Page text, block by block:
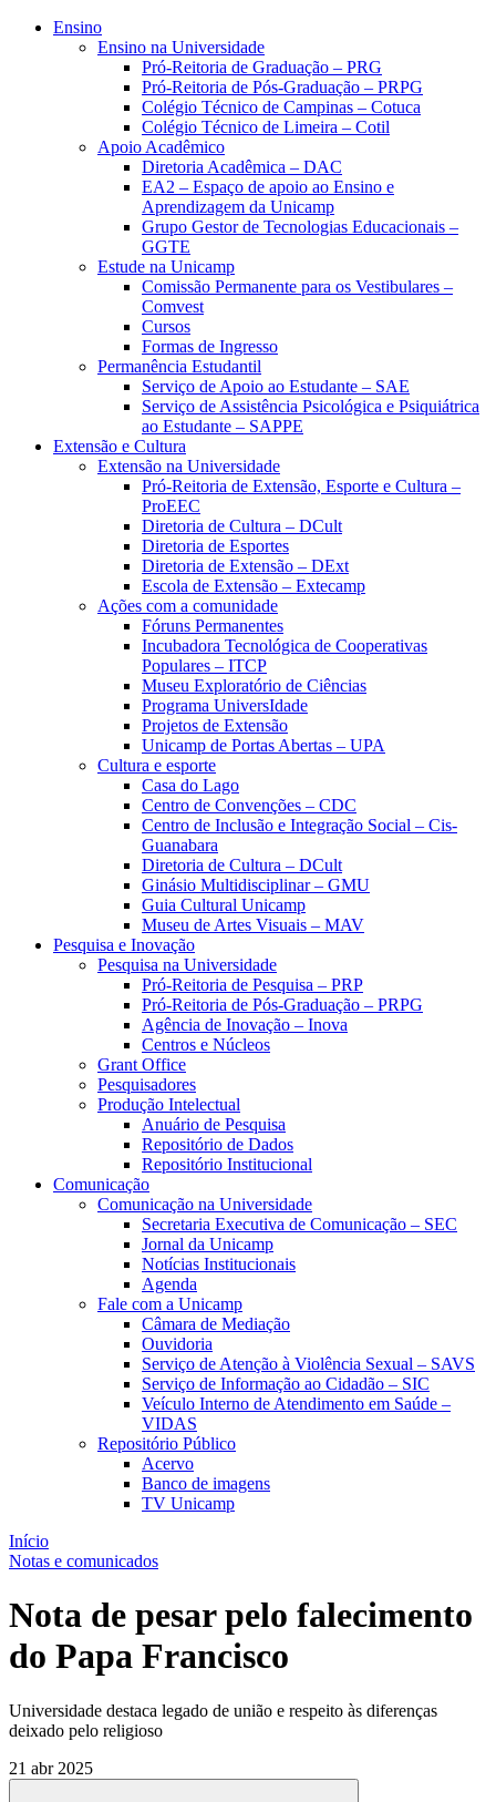
Ensino
Ensino na Universidade
Pró-Reitoria de Graduação – PRG
Pró-Reitoria de Pós-Graduação – PRPG
Colégio Técnico de Campinas – Cotuca
Colégio Técnico de Limeira – Cotil
Apoio Acadêmico
Diretoria Acadêmica – DAC
EA2 – Espaço de apoio ao Ensino e
Aprendizagem da Unicamp
Grupo Gestor de Tecnologias Educacionais –
GGTE
Estude na Unicamp
Comissão Permanente para os Vestibulares –
Comvest
Cursos
Formas de Ingresso
Permanência Estudantil
Serviço de Apoio ao Estudante – SAE
Serviço de Assistência Psicológica e Psiquiátrica
ao Estudante – SAPPE
Extensão e Cultura
Extensão na Universidade
Pró-Reitoria de Extensão, Esporte e Cultura –
ProEEC
Diretoria de Cultura – DCult
Diretoria de Esportes
Diretoria de Extensão – DExt
Escola de Extensão – Extecamp
Ações com a comunidade
Fóruns Permanentes
Incubadora Tecnológica de Cooperativas
Populares – ITCP
Museu Exploratório de Ciências
Programa UniversIdade
Projetos de Extensão
Unicamp de Portas Abertas – UPA
Cultura e esporte
Casa do Lago
Centro de Convenções – CDC
Centro de Inclusão e Integração Social – Cis-
Guanabara
Diretoria de Cultura – DCult
Ginásio Multidisciplinar – GMU
Guia Cultural Unicamp
Museu de Artes Visuais – MAV
Pesquisa e Inovação
Pesquisa na Universidade
Pró-Reitoria de Pesquisa – PRP
Pró-Reitoria de Pós-Graduação – PRPG
Agência de Inovação – Inova
Centros e Núcleos
Grant Office
Pesquisadores
Produção Intelectual
Anuário de Pesquisa
Repositório de Dados
Repositório Institucional
Comunicação
Comunicação na Universidade
Secretaria Executiva de Comunicação – SEC
Jornal da Unicamp
Notícias Institucionais
Agenda
Fale com a Unicamp
Câmara de Mediação
Ouvidoria
Serviço de Atenção à Violência Sexual – SAVS
Serviço de Informação ao Cidadão – SIC
Veículo Interno de Atendimento em Saúde –
VIDAS
Repositório Público
Acervo
Banco de imagens
TV Unicamp
Início
Notas e comunicados
Nota de pesar pelo falecimento
do Papa Francisco
Universidade destaca legado de união e respeito às diferenças
deixado pelo religioso
21 abr 2025